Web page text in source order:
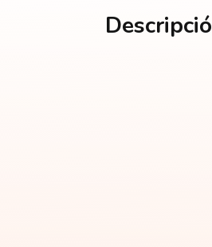
Descripció